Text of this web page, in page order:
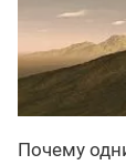
Почему